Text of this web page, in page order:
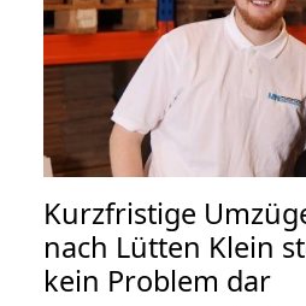
Kurzfristige
nach Lütten Klein
kein Problem dar